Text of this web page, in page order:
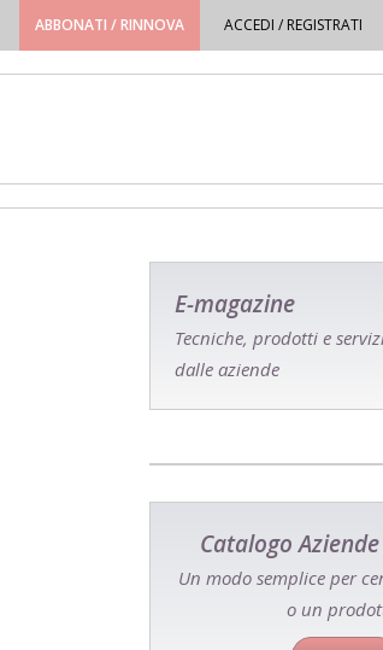
ABBONATI / RINNOVA ACCEDI / REGISTRATI
E-magazine
Tecniche, prodotti e
dalle aziende
Catalogo
Un modo semplice per
o un